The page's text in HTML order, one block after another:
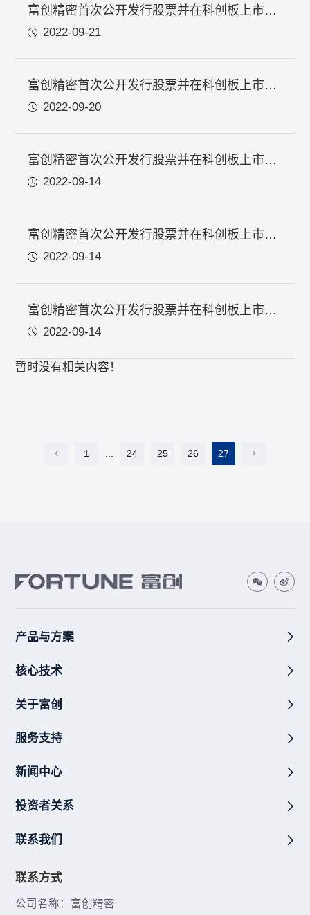
富创精密首次公开发行股票并在科创板上市投资风险特别公告
2022-09-21
富创精密首次公开发行股票并在科创板上市网上路演公告
2022-09-20
富创精密首次公开发行股票并在科创板上市招股意向书附录
2022-09-14
富创精密首次公开发行股票并在科创板上市招股意向书
2022-09-14
富创精密首次公开发行股票并在科创板上市发行安排及初步询价公告
2022-09-14
暂时没有相关内容！
1 24 25 26 27
产品与方案
核心技术
关于富创
服务支持
新闻中心
投资者关系
联系我们
联系方式
公司名称：富创精密